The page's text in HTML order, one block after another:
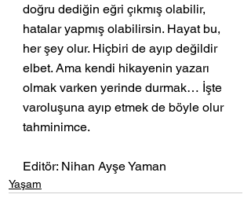
doğru dediğin eğri çıkmış olabilir,
hatalar yapmış olabilirsin. Hayat bu,
her şey olur. Hiçbiri de ayıp değildir
elbet. Ama kendi hikayenin yazarı
olmak varken yerinde durmak… İşte
varoluşuna ayıp etmek de böyle olur
tahminimce.
Editör: Nihan Ayşe Yaman
Yaşam